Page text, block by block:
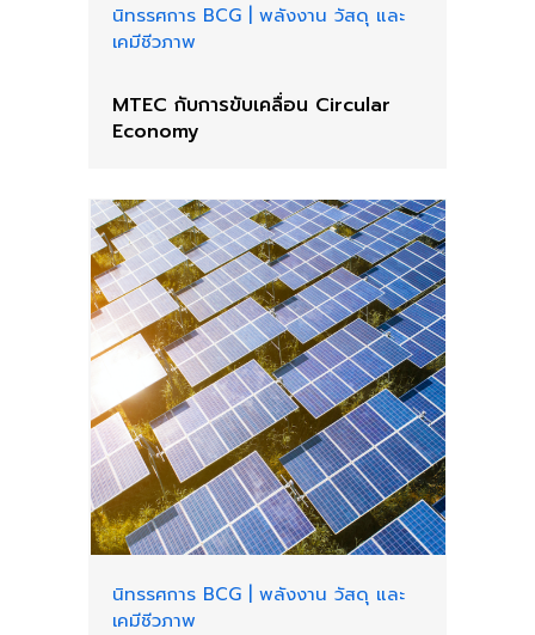
นิทรรศการ BCG
พลังงาน วัสดุ และ
เคมีชีวภาพ
MTEC กับการขับเคลื่อน Circular
Economy
นิทรรศการ BCG
พลังงาน วัสดุ และ
เคมีชีวภาพ